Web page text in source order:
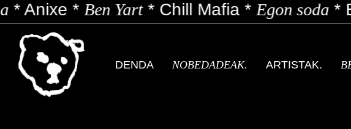
*Anixe*Ben Yart*Chill Mafia*Egon soda*
DENDA NOBEDADEAK. ARTISTAK.